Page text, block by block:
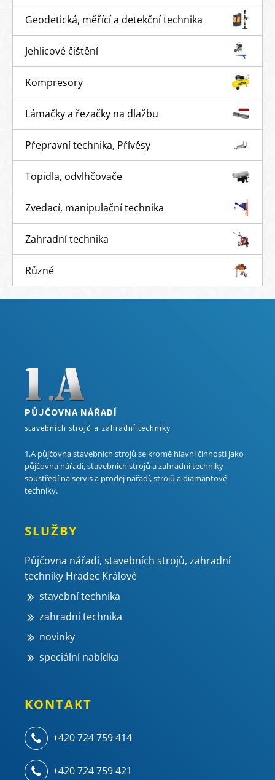
Geodetická, měřící a detekční technika
Jehlicové čištění
Kompresory
Lámačky a řezačky na dlažbu
Přepravní technika, Přívěsy
Topidla, odvlhčovače
Zvedací, manipulační technika
Zahradní technika
Různé
PŮJČOVNA NÁŘADÍ
stavebních strojů a zahradní techniky
1.A půjčovna stavebních strojů se kromě hlavní činnosti jako
půjčovna nářadí, stavebních strojů a zahradní techniky
soustředí na servis a prodej nářadí, strojů a diamantové
techniky.
SLUŽBY
Půjčovna nářadí, stavebních strojů, zahradní
techniky Hradec Králové
stavební technika
zahradní technika
novinky
speciální nabídka
KONTAKT
+420 724 759 414
+420 724 759 421